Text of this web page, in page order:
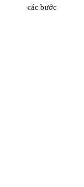
các bước